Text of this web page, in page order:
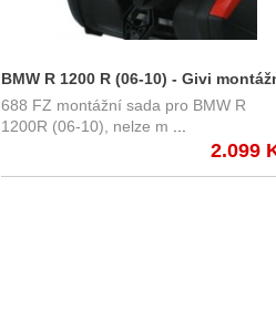
BMW R 1200 R (06-10) - Givi
sada pro Monorack 688 FZ
688 FZ montážní sada pro BMW R
1200R (06-10), nelze m
2.099